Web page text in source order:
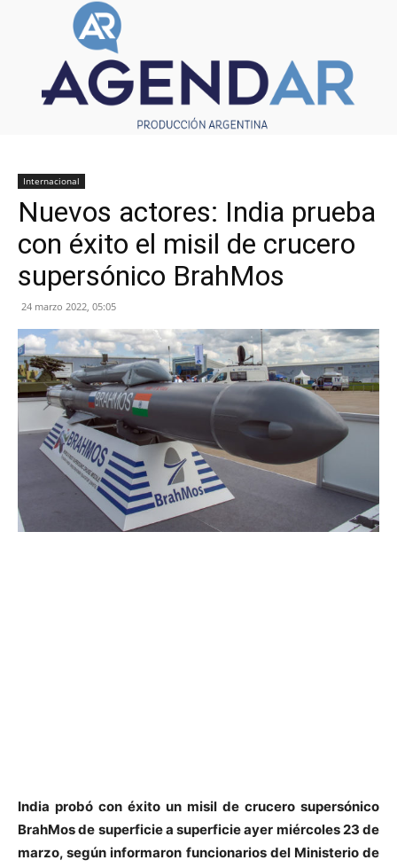
Internacional
Nuevos actores: India prueba
con éxito el misil de crucero
supersónico BrahMos
24 marzo 2022, 05:05
India probó con éxito un misil de crucero supersónico
BrahMos de superficie a superficie ayer miércoles 23 de
marzo, según informaron funcionarios del Ministerio de